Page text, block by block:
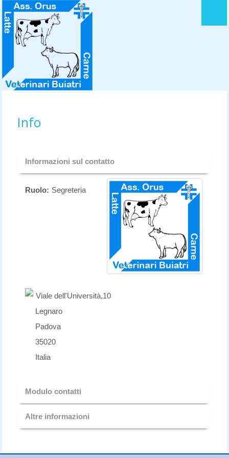
HOME
LOGO DELL' ASSOCIAZIONE
STATUTO
ACCORDO QUADRO
LA MISSION
Info
Informazioni sul contatto
Ruolo: Segreteria
Viale dell'Università,10
Legnaro
Padova
35020
Italia
Modulo contatti
Invia un'email
Altre informazioni